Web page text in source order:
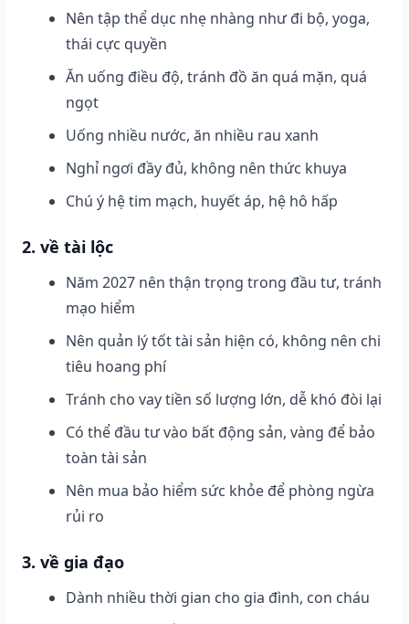
Nên tập thể dục nhẹ nhàng như đi bộ, yoga,
thái cực quyền
Ăn uống điều độ, tránh đồ ăn quá mặn, quá
ngọt
Uống nhiều nước, ăn nhiều rau xanh
Nghỉ ngơi đầy đủ, không nên thức khuya
Chú ý hệ tim mạch, huyết áp, hệ hô hấp
2. về tài lộc
Năm 2027 nên thận trọng trong đầu tư, tránh
mạo hiểm
Nên quản lý tốt tài sản hiện có, không nên chi
tiêu hoang phí
Tránh cho vay tiền số lượng lớn, dễ khó đòi lại
Có thể đầu tư vào bất động sản, vàng để bảo
toàn tài sản
Nên mua bảo hiểm sức khỏe để phòng ngừa
rủi ro
3. về gia đạo
Dành nhiều thời gian cho gia đình, con cháu